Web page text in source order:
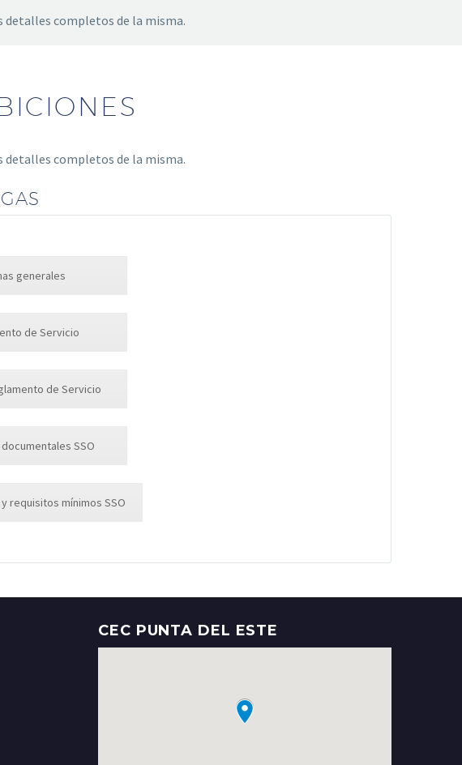
detalles completos de la misma.
detalles completos de la misma.
generales
de Servicio
de Servicio
SSO
requisitos mínimos SSO
CEC PUNTA DEL ESTE